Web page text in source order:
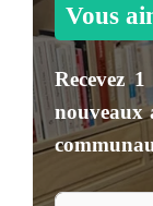
Vous
Recevez1
nouveaux